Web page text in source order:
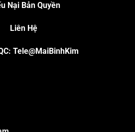
Nại Bản Quyền
Liên Hệ
Tele@MaiBinhKim